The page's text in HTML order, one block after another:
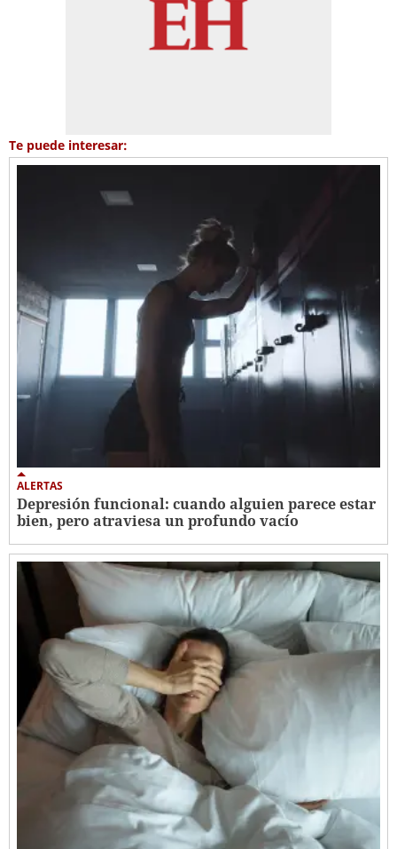
Te puede interesar:
ALERTAS
Depresión funcional: cuando alguien parece estar
bien, pero atraviesa un profundo vacío